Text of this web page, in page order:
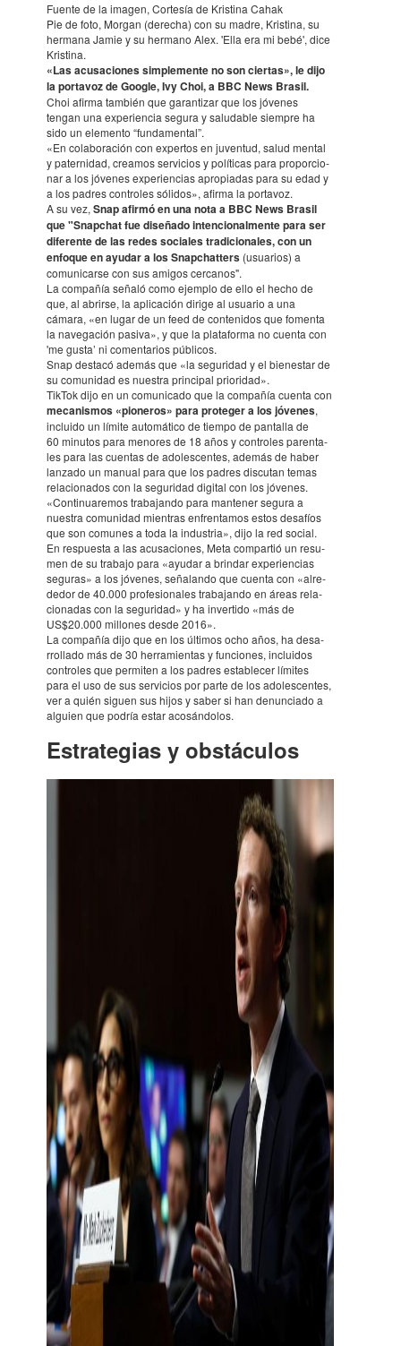
Fuente de la imagen, Cortesía de Kris­tina Cahak
Pie de foto, Morgan (dere­cha) con su madre, Kris­tina, su
hermana Jamie y su hermano Alex. 'Ella era mi bebé', dice
Kris­tina.
«Las acusacio­nes simple­mente no son cier­tas», le dijo
la portavoz de Google, Ivy Choi, a BBC News Brasil.
Choi afirma también que garan­tizar que los jóve­nes
tengan una expe­rien­cia segura y salu­da­ble siem­pre ha
sido un elemento “funda­men­tal”.
«En cola­bo­ra­ción con exper­tos en juven­tud, salud mental
y pater­ni­dad, crea­mos servi­cios y políti­cas para propor­cio­
nar a los jóve­nes expe­rien­cias apro­pia­das para su edad y
a los padres contro­les sóli­dos», afirma la portavoz.
A su vez,Snap afirmó en una nota a BBC News Brasil
que "Snap­chat fue diseñado inten­cio­nal­mente para ser
dife­rente de las redes socia­les tradi­cio­na­les, con un
enfoque en ayudar a los Snap­cha­tters (usua­rios) a
comu­ni­carse con sus amigos cerca­nos".
La compa­ñía señaló como ejem­plo de ello el hecho de
que, al abrirse, la apli­ca­ción dirige al usua­rio a una
cámara, «en lugar de un feed de conte­ni­dos que fomenta
la nave­ga­ción pasiva», y que la plata­forma no cuenta con
'me gusta’ ni comen­ta­rios públi­cos.
Snap destacó además que «la seguri­dad y el bien­es­tar de
su comu­ni­dad es nues­tra prin­cipal prio­ri­dad».
TikTok dijo en un comu­ni­cado que la compa­ñía cuenta con
meca­nis­mos «pione­ros» para prote­ger a los jóve­nes,
incluido un límite automá­tico de tiempo de panta­lla de
60 minutos para meno­res de 18 años y contro­les paren­ta­
les para las cuen­tas de adoles­cen­tes, además de haber
lanzado un manual para que los padres discutan temas
rela­cio­na­dos con la seguri­dad digital con los jóve­nes.
«Conti­nua­re­mos trabajando para mante­ner segura a
nues­tra comu­ni­dad mien­tras enfren­ta­mos estos desa­fíos
que son comu­nes a toda la indus­tria», dijo la red social.
En respuesta a las acusacio­nes, Meta compar­tió un resu­
men de su trabajo para «ayudar a brin­dar expe­rien­cias
seguras» a los jóve­nes, seña­lando que cuenta con «alre­
de­dor de 40.000 profe­sio­na­les trabajando en áreas rela­
cio­na­das con la seguri­dad» y ha inver­tido «más de
US$20.000 millo­nes desde 2016».
La compa­ñía dijo que en los últi­mos ocho años, ha desa­
rro­llado más de 30 herra­mien­tas y funcio­nes, inclui­dos
contro­les que permiten a los padres esta­ble­cer límites
para el uso de sus servi­cios por parte de los adoles­cen­tes,
ver a quién siguen sus hijos y saber si han denun­ciado a
alguien que podría estar acosán­do­los.
Estra­te­gias y obstáculos